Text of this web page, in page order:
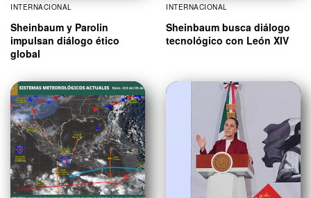
INTERNACIONAL
Sheinbaum y Parolin
impulsan diálogo ético
global
INTERNACIONAL
Sheinbaum busca diálogo
tecnológico con León XIV